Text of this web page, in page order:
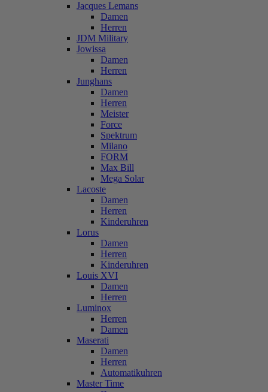
Jacques Lemans
Damen
Herren
JDM Military
Jowissa
Damen
Herren
Junghans
Damen
Herren
Meister
Force
Spektrum
Milano
FORM
Max Bill
Mega Solar
Lacoste
Damen
Herren
Kinderuhren
Lorus
Damen
Herren
Kinderuhren
Louis XVI
Damen
Herren
Luminox
Herren
Damen
Maserati
Damen
Herren
Automatikuhren
Master Time